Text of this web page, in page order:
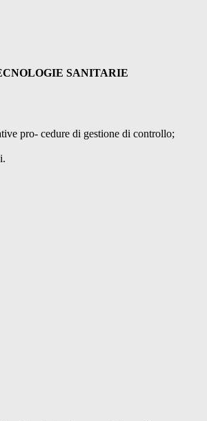
SANITARIE
pro- cedure di gestione di controllo;